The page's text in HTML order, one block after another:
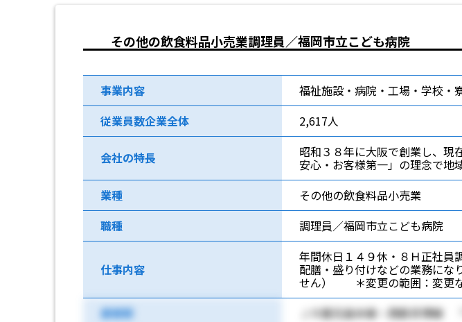
その他の飲食料品小売業調理員／福岡市立こども病院
事業内容
福祉施設・病院・工場・学校・
従業員数企業全体
2,617人
会社の特長 昭和３８年に大阪で創業し、現
安心・お客様第一」の理念で地
業種
その他の飲食料品小売業
職種
調理員／福岡市立こども病院
仕事内容
年間休日１４９休・８Ｈ正社
配膳・盛り付けなどの業務に
せん） ＊変更の範囲：変更
最寄駅
ＪＲ鹿児島本線・西鉄貝塚